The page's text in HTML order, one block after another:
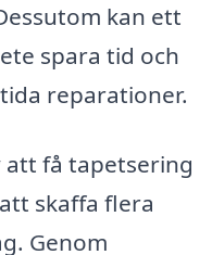
kan ett
spara tid och
reparationer.
att få tapetsering
skaffa flera
Genom